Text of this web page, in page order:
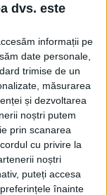
dvs. este
informații pe
date personale,
trimise de un
măsurarea
și dezvoltarea
noștri putem
prin scanarea
cu privire la
noștri
puteți accesa
înainte
ediția
care au ruinat
România